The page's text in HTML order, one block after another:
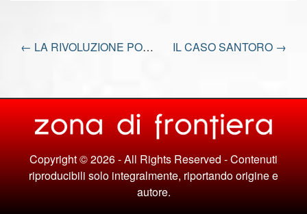
← LA RIVOLUZIONE POSSIBILE IL CASO SANTORO →
Copyright © 2026 - All Rights Reserved - Contenuti
riproducibili solo integralmente, riportando origine e
autore.